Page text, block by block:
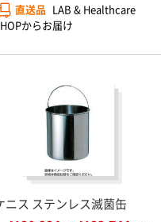
直送品 LAB & Healthcare
からお届け
ニス ステンレス滅菌缶